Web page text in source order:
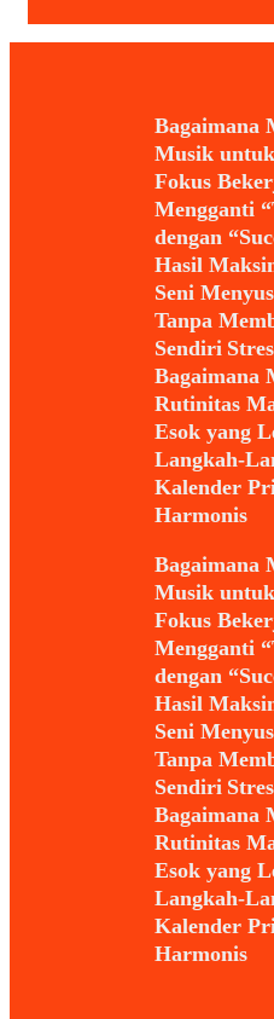
Bagaimana
Musik
Fokus
Mengganti
dengan
Hasil
Seni
Tanpa
Sendiri
Bagaimana
Rutinitas
Esok yang
Langkah-
Kalender
Harmonis
Bagaimana
Musik
Fokus
Mengganti
dengan
Hasil
Seni
Tanpa
Sendiri
Bagaimana
Rutinitas
Esok yang
Langkah-
Kalender
Harmonis